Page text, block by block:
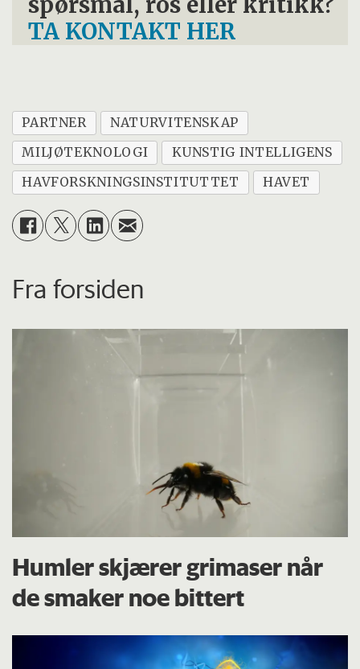
TA KONTAKT HER
PARTNER
NATURVITENSKAP
MILJØTEKNOLOGI
KUNSTIG INTELLIGENS
HAVFORSKNINGSINSTITUTTET
HAVET
Fra forsiden
Humler skjærer grimaser når
de smaker noe bittert